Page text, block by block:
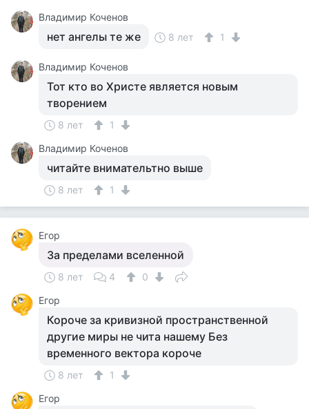
Владимир Коченов
нет ангелы те же 8 лет 1
Владимир Коченов
Тот кто во Христе является новым
творением
8 лет
1
Владимир Коченов
читайте внимательтно выше
8 лет 1
Егор
За пределами вселенной
8 лет 4
0
Егор
Короче за кривизной пространственной
другие миры не чита нашему Без
временного вектора короче
8 лет
1
Егор